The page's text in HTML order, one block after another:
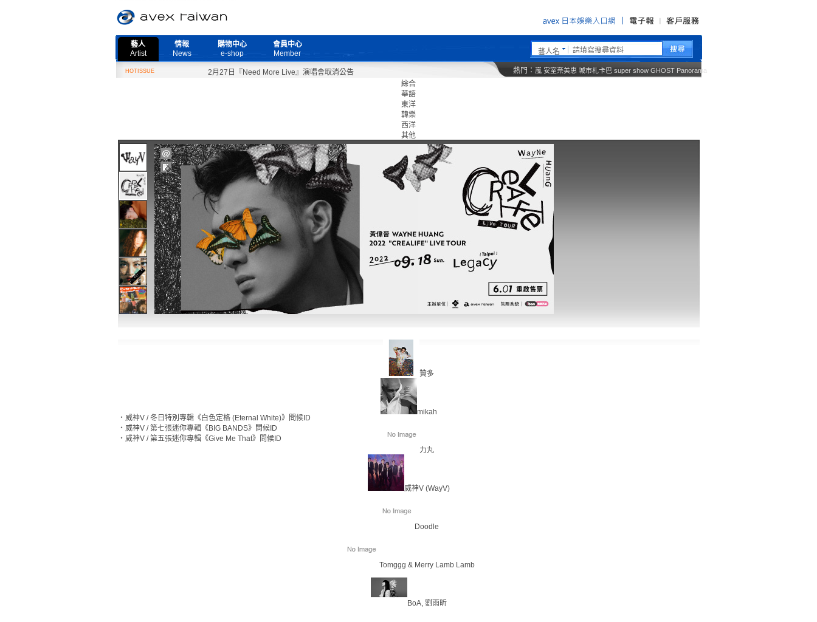
藝人
Artist
情報
News
購物中心
e-shop
會員中心
Member
藝人名
HOTISSUE 2月27日『Need More Live』演唱會取消公告 熱門： 嵐 安室奈美惠 城市札卡巴 super show GHOST Panorama
綜合
華語
東洋
韓樂
西洋
其他
‧ 威神V / 冬日特別專輯《白色定格 (Eternal White)》問候ID
‧ 威神V / 第七張迷你專輯《BIG BANDS》問候ID
‧ 威神V / 第五張迷你專輯《Give Me That》問候ID
贊多
mikah
力丸
威神V (WayV)
Doodle
Tomggg & Merry Lamb Lamb
BoA, 劉雨昕